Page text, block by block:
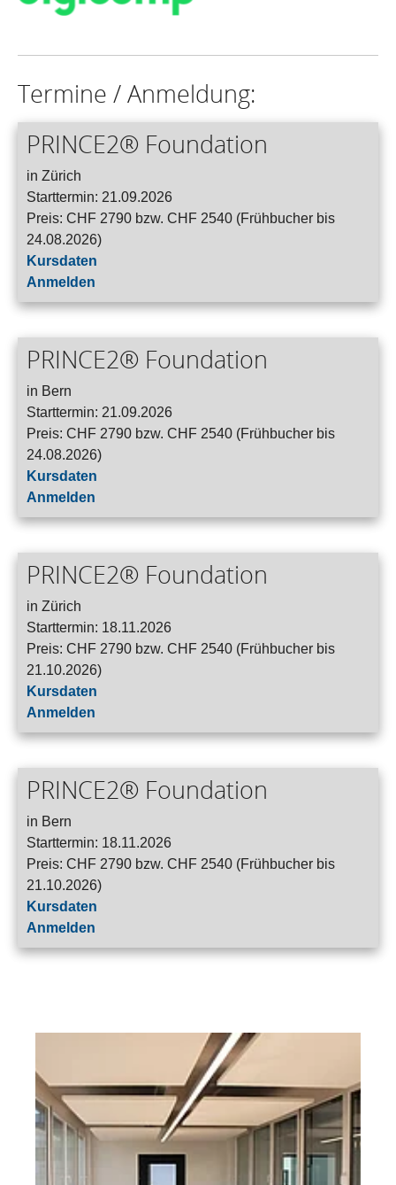
Termine / Anmeldung:
PRINCE2® Foundation
in Zürich
Starttermin: 21.09.2026
Preis: CHF 2790 bzw. CHF 2540 (Frühbucher bis
24.08.2026)
Kursdaten
Anmelden
PRINCE2® Foundation
in Bern
Starttermin: 21.09.2026
Preis: CHF 2790 bzw. CHF 2540 (Frühbucher bis
24.08.2026)
Kursdaten
Anmelden
PRINCE2® Foundation
in Zürich
Starttermin: 18.11.2026
Preis: CHF 2790 bzw. CHF 2540 (Frühbucher bis
21.10.2026)
Kursdaten
Anmelden
PRINCE2® Foundation
in Bern
Starttermin: 18.11.2026
Preis: CHF 2790 bzw. CHF 2540 (Frühbucher bis
21.10.2026)
Kursdaten
Anmelden